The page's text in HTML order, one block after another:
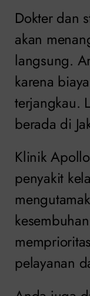
Dokter dan
akan
langsung.
karena
terjangkau.
berada di
Klinik
penyakit
pelayanan